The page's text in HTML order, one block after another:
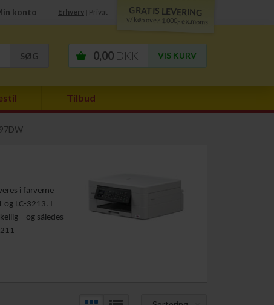
konto Erhverv Privat GRATIS LEVERING
v/ køb over 1.000,- ex.moms
VIS KURV
0,00 DKK
Tilbud
i farverne
LC-3213. I
– og således